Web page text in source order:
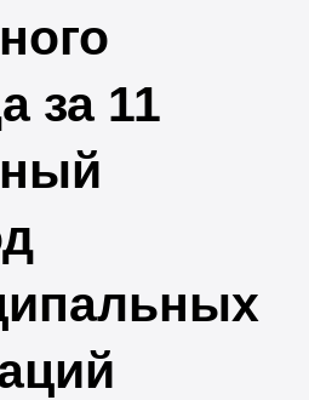
за 11